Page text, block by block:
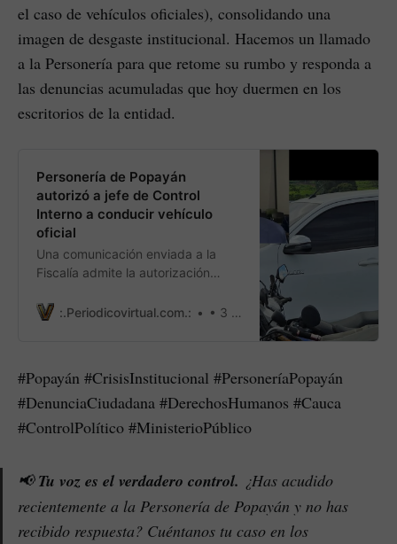
el caso de vehículos oficiales), consolidando una
imagen de desgaste institucional. Hacemos un llamado
a la Personería para que retome su rumbo y responda a
las denuncias acumuladas que hoy duermen en los
escritorios de la entidad.
Personería de Popayán
autorizó a jefe de Control
Interno a conducir vehículo
oficial
Una comunicación enviada a la
Fiscalía admite la autorización
Interno de la Alcaldía manejara el
:.Periodicovirtual.com.: • 3 min read
#Popayán #CrisisInstitucional #PersoneríaPopayán
#DenunciaCiudadana #DerechosHumanos #Cauca
#ControlPolítico #MinisterioPúblico
📢Tu voz es el verdadero control. ¿Has acudido
recientemente a la Personería de Popayán y no has
recibido respuesta? Cuéntanos tu caso en los